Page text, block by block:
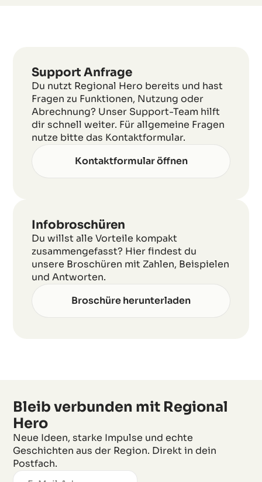
Support Anfrage
Du nutzt Regional Hero bereits und hast
Fragen zu Funktionen, Nutzung oder
Abrechnung? Unser Support-Team hilft
dir schnell weiter. Für allgemeine Fragen
nutze bitte das Kontaktformular.
Kontaktformular öffnen
Infobroschüren
Du willst alle Vorteile kompakt
zusammengefasst? Hier findest du
unsere Broschüren mit Zahlen, Beispielen
und Antworten.
Broschüre herunterladen
Bleib verbunden mit Regional
Hero
Neue Ideen, starke Impulse und echte
Geschichten aus der Region. Direkt in dein
Postfach.